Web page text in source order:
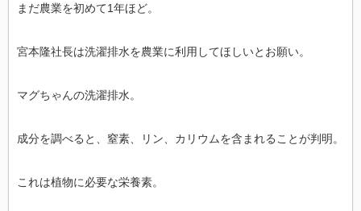
まだ農業を初めて1年ほど。
宮本隆社長は洗濯排水を農業に利用してほしいとお願い。
マグちゃんの洗濯排水。
成分を調べると、窒素、リン、カリウムを含まれることが判明。
これは植物に必要な栄養素。